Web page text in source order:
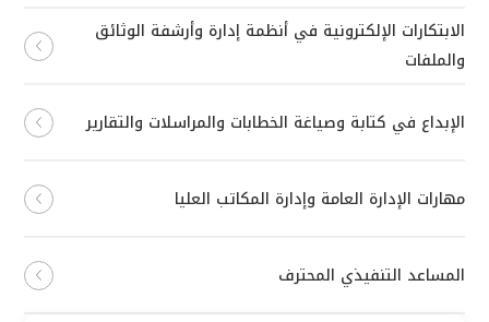
الابتكارات الإلكترونية في أنظمة إدارة وأرشفة الوثائق
والملفات
الإبداع في كتابة وصياغة الخطابات والمراسلات والتقارير
مهارات الإدارة العامة وإدارة المكاتب العليا
المساعد التنفيذي المحترف